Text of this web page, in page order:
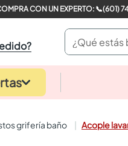
COMPRA CON UN
¿Qué estás
grifería baño Acople
closet
sanitarios